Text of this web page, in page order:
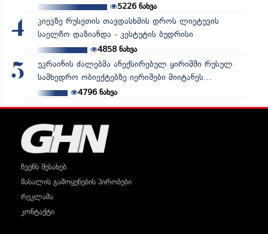
5226ნახვა
4
კიევზე რუსეთის თავდასხმის დროს ლიეტუვის
საელჩო დაზიანდა - კესტუტის ბუდრისი
4858ნახვა
5
უკრაინის ძალებმა ანექსირებულ ყირიმში რუსულ
სამხედრო ობიექტებზე იერიშები მიიტანეს...
4796ნახვა
ჩვენს შესახებ
მასალის გამოყენების პირობები
რეკლამა
კონტაქტი